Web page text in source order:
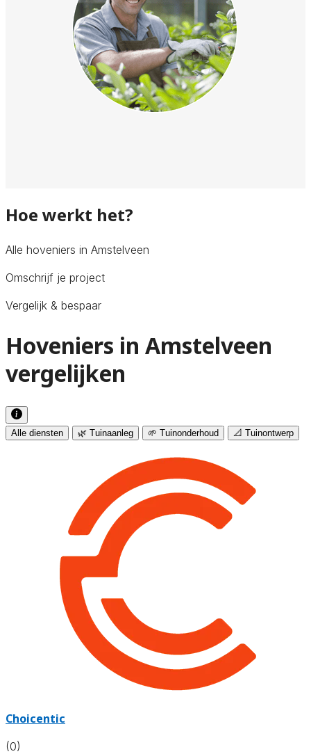
Hoe werkt het?
Alle hoveniers in Amstelveen
Omschrijf je project
Vergelijk & bespaar
Hoveniers in Amstelveen
vergelijken
Alle diensten 🌿 Tuinaanleg 🌱 Tuinonderhoud 📐 Tuinontwerp
Choicentic
(0)